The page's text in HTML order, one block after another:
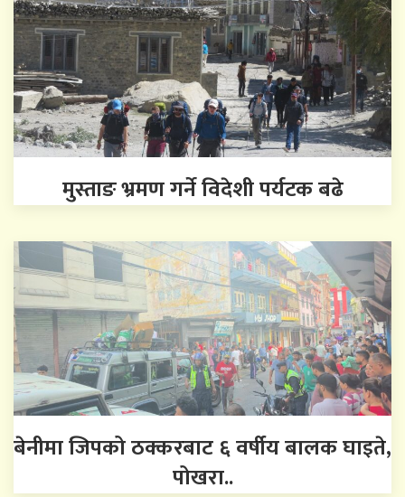
मुस्ताङ भ्रमण गर्ने विदेशी पर्यटक बढे
बेनीमा जिपको ठक्करबाट ६ वर्षीय बालक घाइते,
पोखरा..